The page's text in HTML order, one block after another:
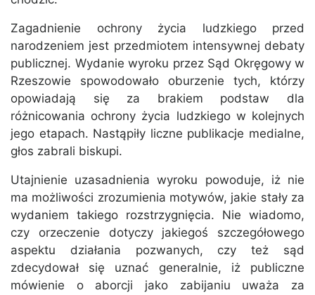
Zagadnienie ochrony życia ludzkiego przed
narodzeniem jest przedmiotem intensywnej debaty
publicznej. Wydanie wyroku przez Sąd Okręgowy w
Rzeszowie spowodowało oburzenie tych, którzy
opowiadają się za brakiem podstaw dla
różnicowania ochrony życia ludzkiego w kolejnych
jego etapach. Nastąpiły liczne publikacje medialne,
głos zabrali biskupi.
Utajnienie uzasadnienia wyroku powoduje, iż nie
ma możliwości zrozumienia motywów, jakie stały za
wydaniem takiego rozstrzygnięcia. Nie wiadomo,
czy orzeczenie dotyczy jakiegoś szczegółowego
aspektu działania pozwanych, czy też sąd
zdecydował się uznać generalnie, iż publiczne
mówienie o aborcji jako zabijaniu uważa za